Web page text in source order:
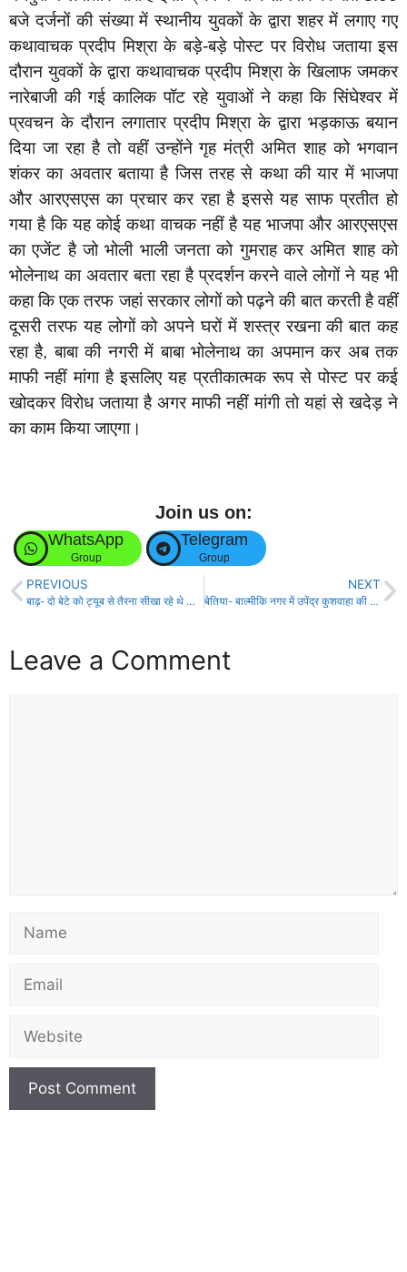
बजे दर्जनों की संख्या में स्थानीय युवकों के द्वारा शहर में लगाए गए
कथावाचक प्रदीप मिश्रा के बड़े-बड़े पोस्ट पर विरोध जताया इस
दौरान युवकों के द्वारा कथावाचक प्रदीप मिश्रा के खिलाफ जमकर
नारेबाजी की गई कालिक पॉट रहे युवाओं ने कहा कि सिंघेश्वर में
प्रवचन के दौरान लगातार प्रदीप मिश्रा के द्वारा भड़काऊ बयान
दिया जा रहा है तो वहीं उन्होंने गृह मंत्री अमित शाह को भगवान
शंकर का अवतार बताया है जिस तरह से कथा की यार में भाजपा
और आरएसएस का प्रचार कर रहा है इससे यह साफ प्रतीत हो
गया है कि यह कोई कथा वाचक नहीं है यह भाजपा और आरएसएस
का एजेंट है जो भोली भाली जनता को गुमराह कर अमित शाह को
भोलेनाथ का अवतार बता रहा है प्रदर्शन करने वाले लोगों ने यह भी
कहा कि एक तरफ जहां सरकार लोगों को पढ़ने की बात करती है वहीं
दूसरी तरफ यह लोगों को अपने घरों में शस्त्र रखना की बात कह
रहा है, बाबा की नगरी में बाबा भोलेनाथ का अपमान कर अब तक
माफी नहीं मांगा है इसलिए यह प्रतीकात्मक रूप से पोस्ट पर कई
खोदकर विरोध जताया है अगर माफी नहीं मांगी तो यहां से खदेड़ ने
का काम किया जाएगा।
Join us on:
WhatsApp
Group
Telegram
Group
PREVIOUS
बाढ़- दो बेटे को ट्यूब से तैरना सीखा रहे थे पिता, ट्यूब बही, तीनों की डूबने से मौत!
NEXT
बेतिया- बाल्मीकि नगर में उपेंद्र कुशवाहा की पार्टी का तीन दिवसीय मंथन शिविर शुरू!
Leave a Comment